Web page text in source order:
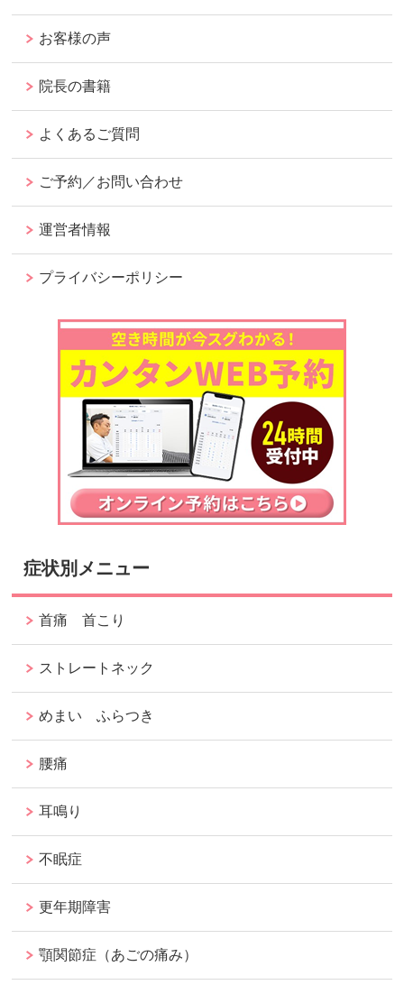
お客様の声
院長の書籍
よくあるご質問
ご予約／お問い合わせ
運営者情報
プライバシーポリシー
症状別メニュー
首痛 首こり
ストレートネック
めまい ふらつき
腰痛
耳鳴り
不眠症
更年期障害
顎関節症（あごの痛み）